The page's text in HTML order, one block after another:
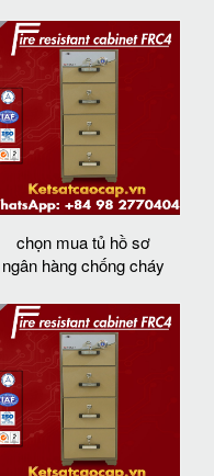
chọn mua tủ hồ sơ
ngân hàng chống cháy